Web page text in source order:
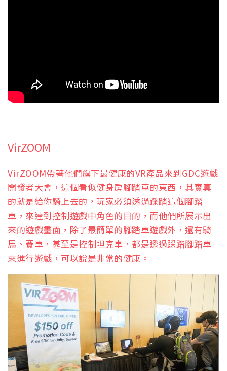
VirZOOM
VirZOOM帶著他們旗下最健康的VR產品來到GDC遊戲
開發者大會，這個看似健身房腳踏車的東西，其實真
的就是給你騎上去的，玩家必須透過踩踏這個腳踏
車，來達到控制遊戲中角色的目的，而他們所展示出
來的遊戲畫面，除了最簡單的腳踏車遊戲外，還有騎
馬、賽車，甚至是控制坦克車，都是透過踩踏腳踏車
來進行遊戲，可以說是非常的健康。